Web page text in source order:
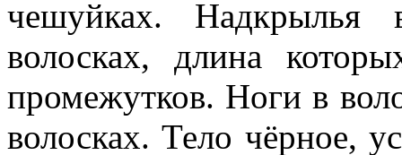
чешуйках. Надкрылья
волосках, длина
промежутков. Ноги в
волосках. Тело чёрное,